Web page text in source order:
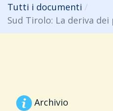
Tutti i documenti
Sud Tirolo: La deriva dei
Archivio